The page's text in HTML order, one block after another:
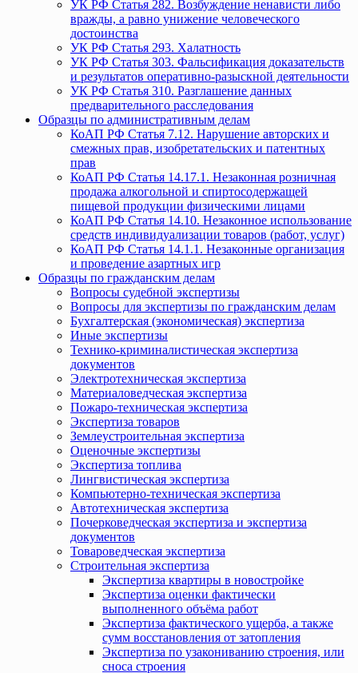
УК РФ Статья 282. Возбуждение ненависти либо
вражды, а равно унижение человеческого
достоинства
УК РФ Статья 293. Халатность
УК РФ Статья 303. Фальсификация доказательств
и результатов оперативно-разыскной деятельности
УК РФ Статья 310. Разглашение данных
предварительного расследования
Образцы по административным делам
КоАП РФ Статья 7.12. Нарушение авторских и
смежных прав, изобретательских и патентных
прав
КоАП РФ Статья 14.17.1. Незаконная розничная
продажа алкогольной и спиртосодержащей
пищевой продукции физическими лицами
КоАП РФ Статья 14.10. Незаконное использование
средств индивидуализации товаров (работ, услуг)
КоАП РФ Статья 14.1.1. Незаконные организация
и проведение азартных игр
Образцы по гражданским делам
Вопросы судебной экспертизы
Вопросы для экспертизы по гражданским делам
Бухгалтерская (экономическая) экспертиза
Иные экспертизы
Технико-криминалистическая экспертиза
документов
Электротехническая экспертиза
Материаловедческая экспертиза
Пожаро-техническая экспертиза
Экспертиза товаров
Землеустроительная экспертиза
Оценочные экспертизы
Экспертиза топлива
Лингвистическая экспертиза
Компьютерно-техническая экспертиза
Автотехническая экспертиза
Почерковедческая экспертиза и экспертиза
документов
Товароведческая экспертиза
Строительная экспертиза
Экспертиза квартиры в новостройке
Экспертиза оценки фактически
выполненного объёма работ
Экспертиза фактического ущерба, а также
сумм восстановления от затопления
Экспертиза по узакониванию строения, или
сноса строения